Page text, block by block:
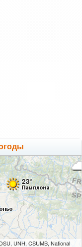
UNH, CSUMB, National